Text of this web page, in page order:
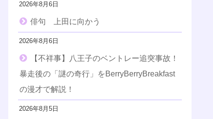
2026年8月6日
俳句 上田に向かう
2026年8月6日
【不祥事】八王子のベントレー追突事故！
暴走後の「謎の奇行」をBerryBerryBreakfast
の漫才で解説！
2026年8月5日